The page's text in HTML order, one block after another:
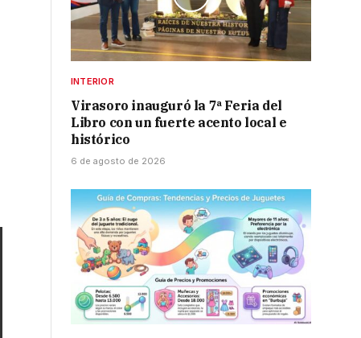
INTERIOR
Virasoro inauguró la 7ª Feria del
Libro con un fuerte acento local e
histórico
6 de agosto de 2026